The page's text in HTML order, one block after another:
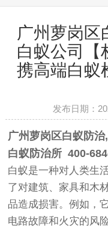
广州萝岗区
白蚁公司【
携高端白蚁
发布日期：
广州萝岗区白蚁防治,
白蚁防治所 400-
白蚁是一种对人类生
了对建筑、家具和木
品造成损害。例如，
电路故障和火灾的风